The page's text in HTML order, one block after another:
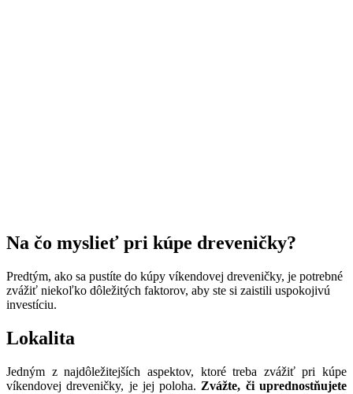
Na čo myslieť pri kúpe dreveničky?
Predtým, ako sa pustíte do kúpy víkendovej dreveničky, je potrebné
zvážiť niekoľko dôležitých faktorov, aby ste si zaistili uspokojivú
investíciu.
Lokalita
Jedným z najdôležitejších aspektov, ktoré treba zvážiť pri kúpe
víkendovej dreveničky, je jej poloha. Zvážte, či uprednostňujete